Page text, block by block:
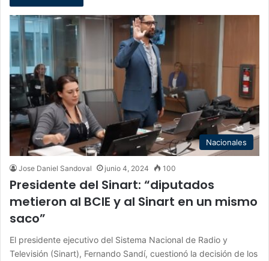
Nacionales
Jose Daniel Sandoval junio 4, 2024 100
Presidente del Sinart: “diputados
metieron al BCIE y al Sinart en un mismo
saco”
El presidente ejecutivo del Sistema Nacional de Radio y
Televisión (Sinart), Fernando Sandí, cuestionó la decisión de los